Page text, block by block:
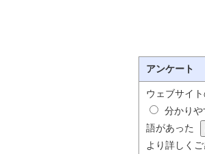
アンケート
ウェブサイ
分かりや
語があった
より詳しく